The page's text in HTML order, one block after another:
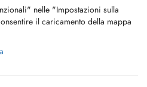
nelle "Impostazioni sulla
il caricamento della mappa